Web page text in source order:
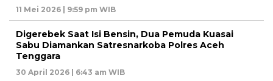
11 Mei 2026 | 9:59 pm WIB
Digerebek Saat Isi Bensin, Dua Pemuda Kuasai
Sabu Diamankan Satresnarkoba Polres Aceh
Tenggara
30 April 2026 | 6:43 am WIB